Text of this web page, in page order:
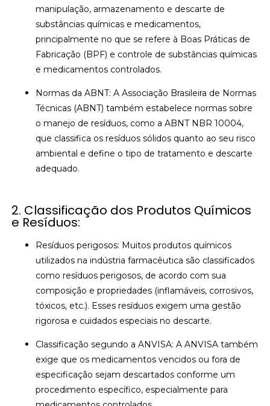
manipulação, armazenamento e descarte de
substâncias químicas e medicamentos,
principalmente no que se refere à Boas Práticas de
Fabricação (BPF) e controle de substâncias químicas
e medicamentos controlados.
Normas da ABNT: A Associação Brasileira de Normas
Técnicas (ABNT) também estabelece normas sobre
o manejo de resíduos, como a ABNT NBR 10004,
que classifica os resíduos sólidos quanto ao seu risco
ambiental e define o tipo de tratamento e descarte
adequado.
2. Classificação dos Produtos Químicos
e Resíduos:
Resíduos perigosos: Muitos produtos químicos
utilizados na indústria farmacêutica são classificados
como resíduos perigosos, de acordo com sua
composição e propriedades (inflamáveis, corrosivos,
tóxicos, etc.). Esses resíduos exigem uma gestão
rigorosa e cuidados especiais no descarte.
Classificação segundo a ANVISA: A ANVISA também
exige que os medicamentos vencidos ou fora de
especificação sejam descartados conforme um
procedimento específico, especialmente para